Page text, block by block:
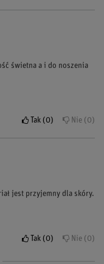
świetna a i do noszenia
Tak 0 Nie 0
jest przyjemny dla skóry.
Tak 0 Nie 0